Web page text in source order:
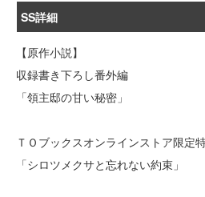
SS詳細
【原作小説】
収録書き下ろし番外編
「領主邸の甘い秘密」
ＴＯブックスオンラインストア限定
「シロツメクサと忘れない約束」